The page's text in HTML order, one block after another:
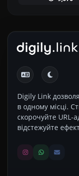
Digily Link
в одному місці.
скорочуйте URL-
відстежуйте